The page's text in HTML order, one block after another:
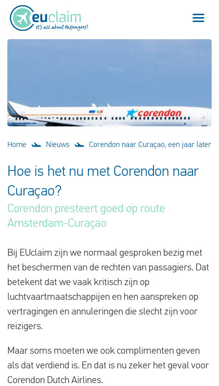
Vluchtproblemen
Gemaakte kosten
Vlucht gewijzigd
Over ons
Contact
Nederlands
Onze service
Inloggen
Home Nieuws Corendon naar Curaçao, een jaar later
Hoe is het nu met Corendon naar
Curaçao?
Corendon presteert goed op route
Amsterdam-Curaçao
Bij EUclaim zijn we normaal gesproken bezig met
het beschermen van de rechten van passagiers. Dat
betekent dat we vaak kritisch zijn op
luchtvaartmaatschappijen en hen aanspreken op
vertragingen en annuleringen die slecht zijn voor
reizigers.
Maar soms moeten we ook complimenten geven
als dat verdiend is. En dat is nu zeker het geval voor
Corendon Dutch Airlines.